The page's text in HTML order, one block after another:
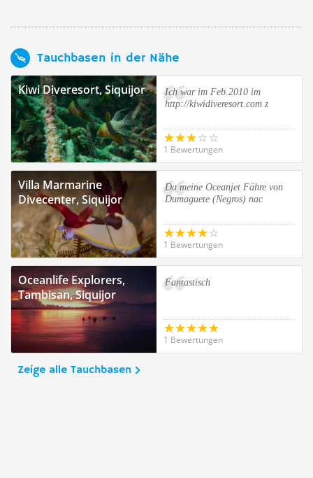
Tauchbasen in der Nähe
Kiwi Diveresort, Siquijor
Ich war im Feb.2010 im
http://kiwidiveresort.com z
1 Bewertungen
Villa Marmarine
Divecenter, Siquijor
Da meine Oceanjet Fähre von
Dumaguete (Negros) nac
1 Bewertungen
Oceanlife Explorers,
Tambisan, Siquijor
Fantastisch
1 Bewertungen
Zeige alle Tauchbasen